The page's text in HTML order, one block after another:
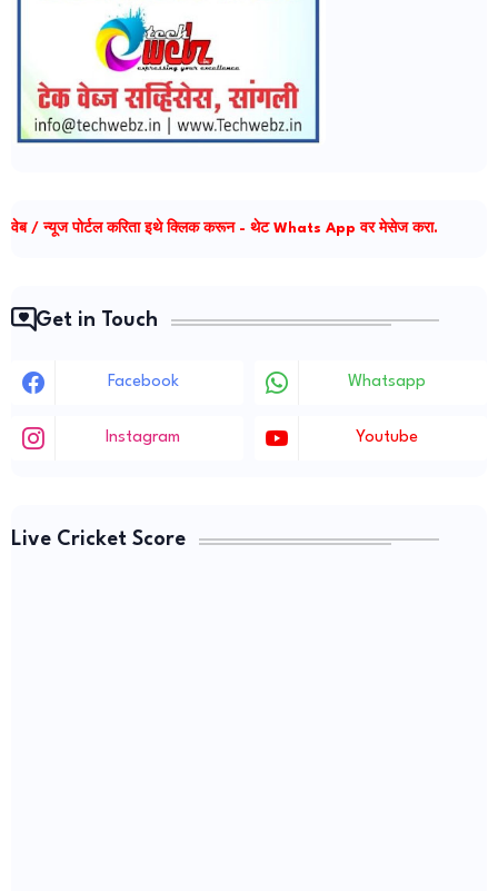
वेब / न्यूज पोर्टल करिता इथे क्लिक करून - थेट Whats App वर मेसेज करा.
Get in Touch
Facebook Whatsapp
Instagram Youtube
Live Cricket Score